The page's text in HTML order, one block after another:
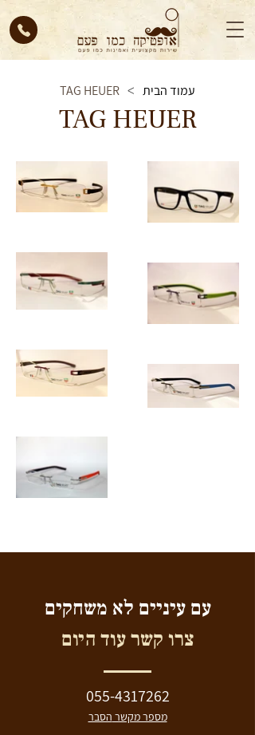
עמוד הבית >
TAG HEUER
TAG HEUER
עם עיניים לא משחקים
צרו קשר עוד היום
055-4317262
מספר מקשר הסבר